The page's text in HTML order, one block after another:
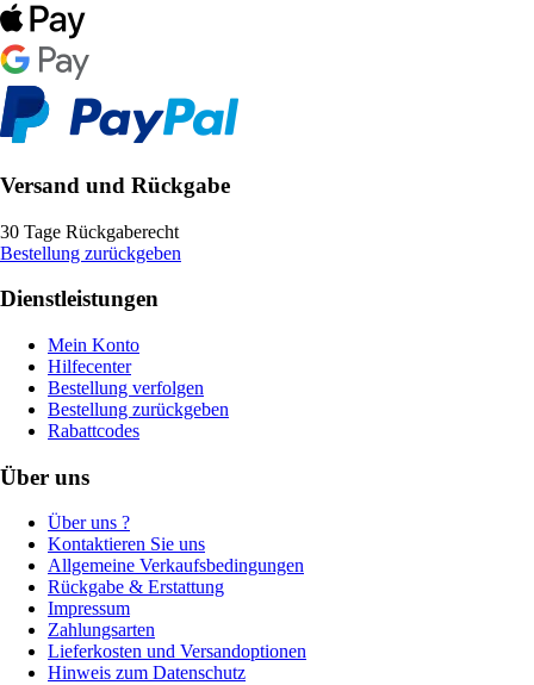
Versand und Rückgabe
30 Tage Rückgaberecht
Bestellung zurückgeben
Dienstleistungen
Mein Konto
Hilfecenter
Bestellung verfolgen
Bestellung zurückgeben
Rabattcodes
Über uns
Über uns ?
Kontaktieren Sie uns
Allgemeine Verkaufsbedingungen
Rückgabe & Erstattung
Impressum
Zahlungsarten
Lieferkosten und Versandoptionen
Hinweis zum Datenschutz